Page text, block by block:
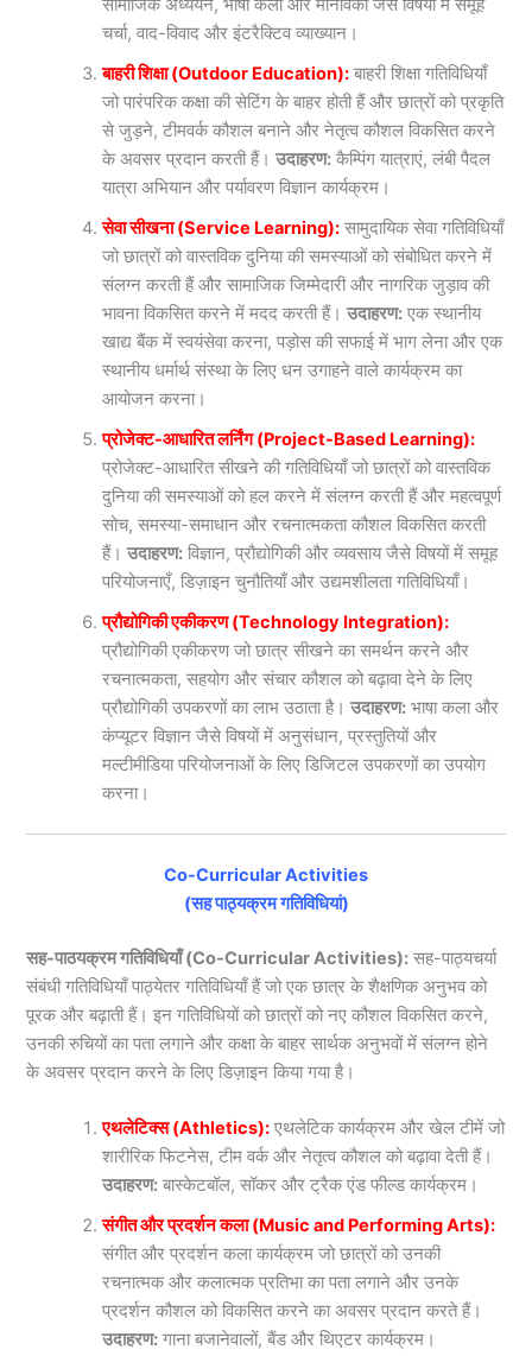
सामाजिक अध्ययन, भाषा कला और मानविकी जैसे विषयों में समूह
चर्चा, वाद-विवाद और इंटरैक्टिव व्याख्यान।
बाहरी शिक्षा (Outdoor Education): बाहरी शिक्षा गतिविधियाँ
जो पारंपरिक कक्षा की सेटिंग के बाहर होती हैं और छात्रों को प्रकृति
से जुड़ने, टीमवर्क कौशल बनाने और नेतृत्व कौशल विकसित करने
के अवसर प्रदान करती हैं।उदाहरण: कैम्पिंग यात्राएं, लंबी पैदल
यात्रा अभियान और पर्यावरण विज्ञान कार्यक्रम।
सेवा सीखना (Service Learning): सामुदायिक सेवा गतिविधियाँ
जो छात्रों को वास्तविक दुनिया की समस्याओं को संबोधित करने में
संलग्न करती हैं और सामाजिक जिम्मेदारी और नागरिक जुड़ाव की
भावना विकसित करने में मदद करती हैं।उदाहरण: एक स्थानीय
खाद्य बैंक में स्वयंसेवा करना, पड़ोस की सफाई में भाग लेना और एक
स्थानीय धर्मार्थ संस्था के लिए धन उगाहने वाले कार्यक्रम का
आयोजन करना।
प्रोजेक्ट-आधारित लर्निंग (Project-Based Learning):
प्रोजेक्ट-आधारित सीखने की गतिविधियाँ जो छात्रों को वास्तविक
दुनिया की समस्याओं को हल करने में संलग्न करती हैं और महत्वपूर्ण
सोच, समस्या-समाधान और रचनात्मकता कौशल विकसित करती
हैं।उदाहरण: विज्ञान, प्रौद्योगिकी और व्यवसाय जैसे विषयों में समूह
परियोजनाएँ, डिज़ाइन चुनौतियाँ और उद्यमशीलता गतिविधियाँ।
प्रौद्योगिकी एकीकरण (Technology Integration):
प्रौद्योगिकी एकीकरण जो छात्र सीखने का समर्थन करने और
रचनात्मकता, सहयोग और संचार कौशल को बढ़ावा देने के लिए
प्रौद्योगिकी उपकरणों का लाभ उठाता है।उदाहरण: भाषा कला और
कंप्यूटर विज्ञान जैसे विषयों में अनुसंधान, प्रस्तुतियों और
मल्टीमीडिया परियोजनाओं के लिए डिजिटल उपकरणों का उपयोग
करना।
Co-Curricular Activities
(सह पाठ्यक्रम गतिविधियां)
सह-पाठयक्रम गतिविधियाँ (Co-Curricular Activities): सह-पाठ्यचर्या
संबंधी गतिविधियाँ पाठ्येतर गतिविधियाँ हैं जो एक छात्र के शैक्षणिक अनुभव को
पूरक और बढ़ाती हैं। इन गतिविधियों को छात्रों को नए कौशल विकसित करने,
उनकी रुचियों का पता लगाने और कक्षा के बाहर सार्थक अनुभवों में संलग्न होने
के अवसर प्रदान करने के लिए डिज़ाइन किया गया है।
एथलेटिक्स (Athletics): एथलेटिक कार्यक्रम और खेल टीमें जो
शारीरिक फिटनेस, टीम वर्क और नेतृत्व कौशल को बढ़ावा देती हैं।
उदाहरण: बास्केटबॉल, सॉकर और ट्रैक एंड फील्ड कार्यक्रम।
संगीत और प्रदर्शन कला (Music and Performing Arts):
संगीत और प्रदर्शन कला कार्यक्रम जो छात्रों को उनकी
रचनात्मक और कलात्मक प्रतिभा का पता लगाने और उनके
प्रदर्शन कौशल को विकसित करने का अवसर प्रदान करते हैं।
उदाहरण: गाना बजानेवालों, बैंड और थिएटर कार्यक्रम।